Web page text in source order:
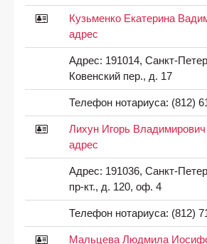
Кузьменко Екатерина
адрес
Адрес: 191014, Санкт-
Ковенский пер., д. 17
Телефон нотариуса: (812)
Лихун Игорь
адрес
Адрес: 191036, Санкт-
пр-кт., д. 120, оф. 4
Телефон нотариуса: (812)
Мальцева Людмила